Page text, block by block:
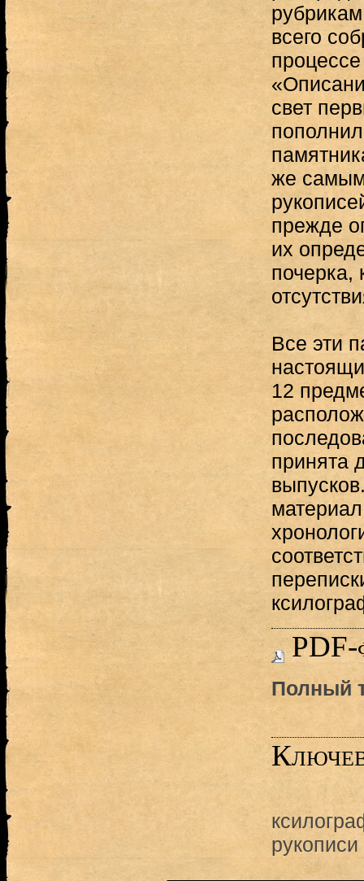
всего
свет
же самым
прежде
их
почерка,
Все эти
12
принята
PDF-
Полный